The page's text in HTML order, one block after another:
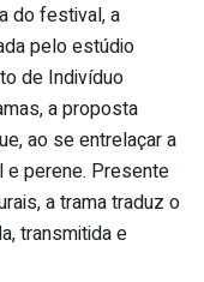
do festival, a
pelo estúdio
de Indivíduo
a proposta
ao se entrelaçar a
e perene. Presente
a trama traduz o
transmitida e